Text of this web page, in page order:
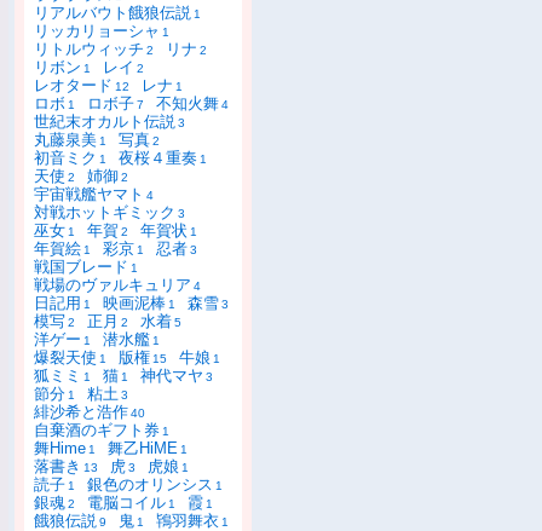
リアルバウト餓狼伝説 1
リッカリョーシャ 1
リトルウィッチ 2 リナ 2
リボン 1 レイ 2
レオタード 12 レナ 1
ロボ 1 ロボ子7 不知火舞4
世紀末オカルト伝説3
丸藤泉美 1 写真2
初音ミク 1 夜桜４重奏 1
天使 2 姉御2
宇宙戦艦ヤマト 4
対戦ホットギミック 3
巫女 1 年賀2 年賀状 1
年賀絵 1 彩京 1 忍者3
戦国ブレード 1
戦場のヴァルキュリア 4
日記用 1 映画泥棒 1 森雪3
模写2 正月 2 水着5
洋ゲー 1 潜水艦 1
爆裂天使 1 版権 15 牛娘 1
狐ミミ 1 猫 1 神代マヤ 3
節分 1 粘土3
緋沙希と浩作40
自棄酒のギフト券 1
舞Hime 1 舞乙HiME 1
落書き 13 虎3 虎娘 1
読子 1 銀色のオリンシス 1
銀魂2 電脳コイル 1 霞 1
餓狼伝説9 鬼 1 鴇羽舞衣 1